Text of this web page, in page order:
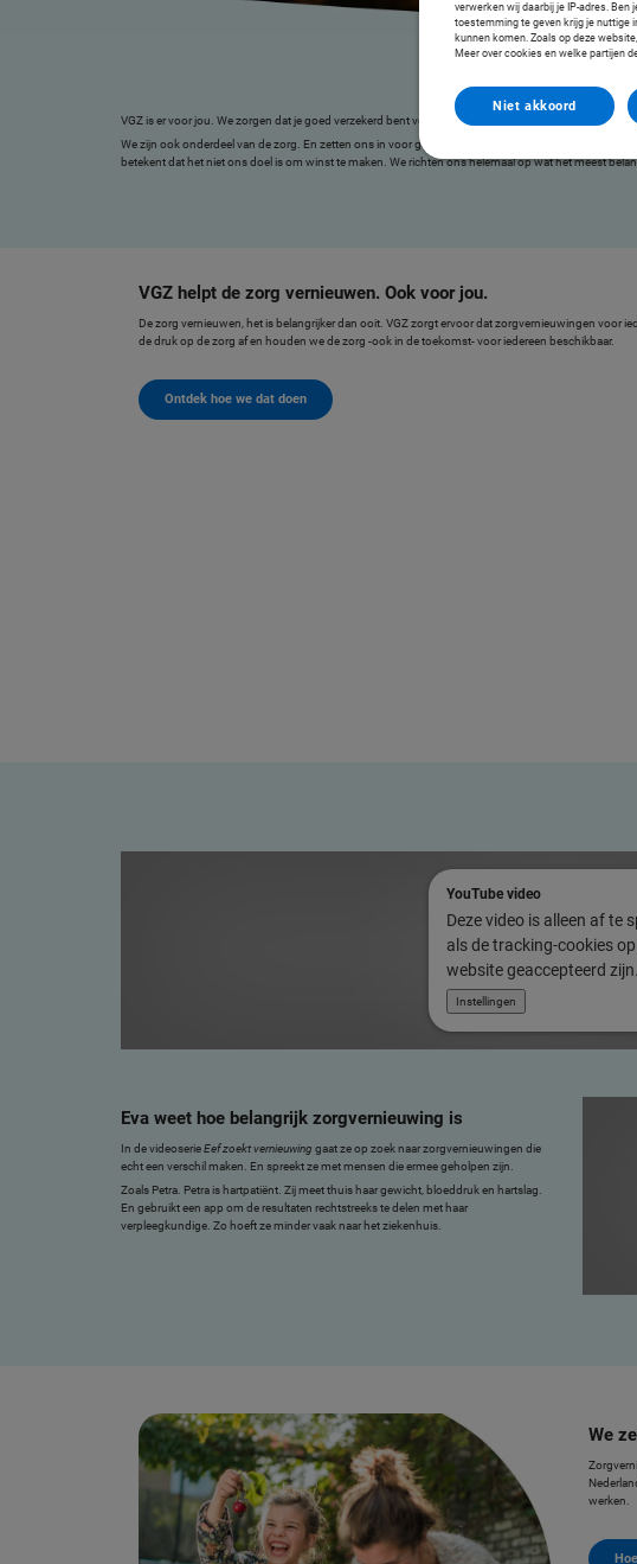
VGZ is er voor jou. We zorgen dat je goed verzekerd bent voor zorg. En helpen je bij zorg en
We zijn ook onderdeel van de zorg. En zetten ons in voor goede, betaalbare zorg. Samen met
betekent dat het niet ons doel is om winst te maken. We richten ons helemaal op wat het meest
VGZ helpt de zorg vernieuwen. Ook voor jou.
De zorg vernieuwen, het is belangrijker dan ooit. VGZ zorgt ervoor dat zorgvernieuwingen voor
de druk op de zorg af en houden we de zorg -ook in de toekomst- voor iedereen beschikbaar.
Ontdek hoe we dat doen
YouTube video
Deze video is alleen af te
als de tracking-cookies
website geaccepteerd zijn.
Instellingen
Eva weet hoe belangrijk zorgvernieuwing is
In de videoserieEef zoekt vernieuwing gaat ze op zoek naar zorgvernieuwingen die
echt een verschil maken. En spreekt ze met mensen die ermee geholpen zijn.
Zoals Petra. Petra is hartpatiënt. Zij meet thuis haar gewicht, bloeddruk en hartslag.
En gebruikt een app om de resultaten rechtstreeks te delen met haar
verpleegkundige. Zo hoeft ze minder vaak naar het ziekenhuis.
We
werken.
verwerken wij daarbij je IP-adres. Ben
toestemming te geven krijg je nuttige
kunnen komen. Zoals op deze
Meer over cookies en welke partijen
Niet akkoord